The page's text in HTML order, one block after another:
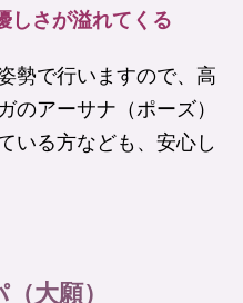
しさが溢れてくる
勢で行いますので、高
のアーサナ（ポーズ）
いる方なども、安心し
大願）